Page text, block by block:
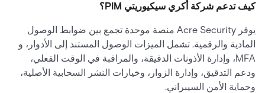
كيف تدعم شركة أكري سيكيوريتي PIM؟
يوفر Acre Security منصة موحدة تجمع بين ضوابط الوصول
المادية والرقمية. تشمل الميزات الوصول المستند إلى الأدوار، و
MFA، وإدارة الأذونات الدقيقة، والمراقبة في الوقت الفعلي،
ودعم التدقيق، وإدارة الزوار، وخيارات النشر السحابية الأصلية،
وحماية الأمن السيبراني.